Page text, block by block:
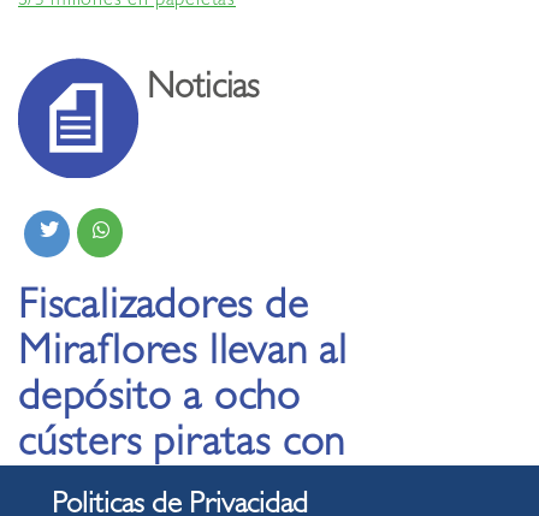
Noticias
Fiscalizadores de
Miraflores llevan al
depósito a ocho
cústers piratas con
deudas por más de S/3